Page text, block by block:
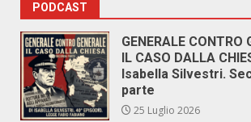
PODCAST
GENERALE CONTRO
IL CASO DALLA
Isabella Silvestri.
parte
25 Luglio 2026